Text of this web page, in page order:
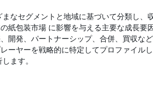
なセグメントと地域に基づいて分類し、
紙包装市場 に影響を与える主要な成長要
開発、パートナーシップ、合併、買収な
ーヤーを戦略的に特定してプロファイル
ます。